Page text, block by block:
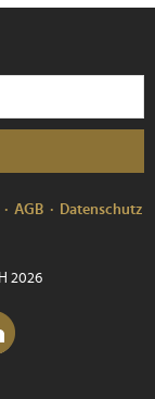
AGB
Datenschutz
2026